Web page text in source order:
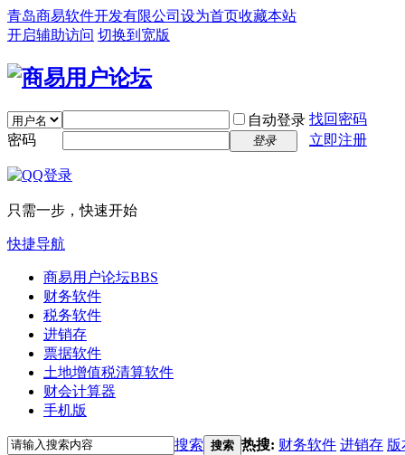
青岛商易软件开发有限公司 设为首页收藏本站
开启辅助访问 切换到宽版
自动登录 找回密码
密码
登录 立即注册
只需一步，快速开始
快捷导航
商易用户论坛BBS
财务软件
税务软件
进销存
票据软件
土地增值税清算软件
财会计算器
手机版
搜索 搜索 热搜: 财务软件 进销存 版